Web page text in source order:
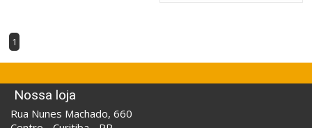
1
Nossa loja
Rua Nunes Machado, 660